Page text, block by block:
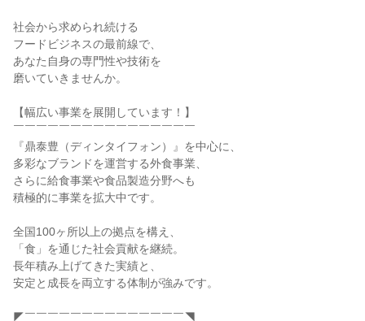
社会から求められ続ける
フードビジネスの最前線で、
あなた自身の専門性や技術を
磨いていきませんか。
【幅広い事業を展開しています！】
￣￣￣￣￣￣￣￣￣￣￣￣￣￣￣￣
『鼎泰豊（ディンタイフォン）』を中心に、
多彩なブランドを運営する外食事業、
さらに給食事業や食品製造分野へも
積極的に事業を拡大中です。
全国100ヶ所以上の拠点を構え、
「食」を通じた社会貢献を継続。
長年積み上げてきた実績と、
安定と成長を両立する体制が強みです。
◤￣￣￣￣￣￣￣￣￣￣￣￣￣￣◥